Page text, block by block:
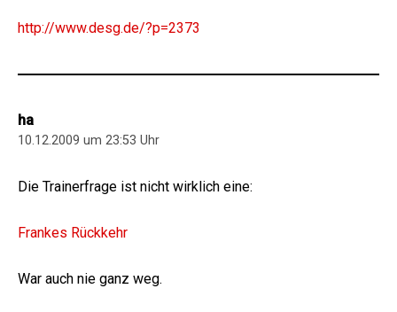
http://www.desg.de/?p=2373
ha
10.12.2009 um 23:53 Uhr
Die Trainerfrage ist nicht wirklich eine:
Frankes Rückkehr
War auch nie ganz weg.